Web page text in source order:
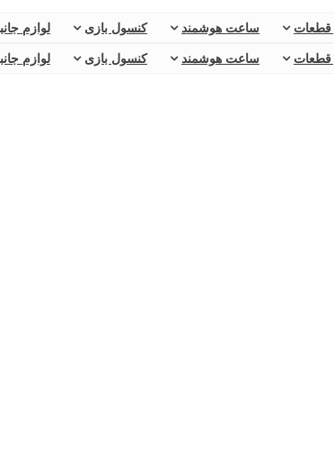
قطعات ساعت هوشمند کنسول بازی لوازم
قطعات ساعت هوشمند کنسول بازی لوازم